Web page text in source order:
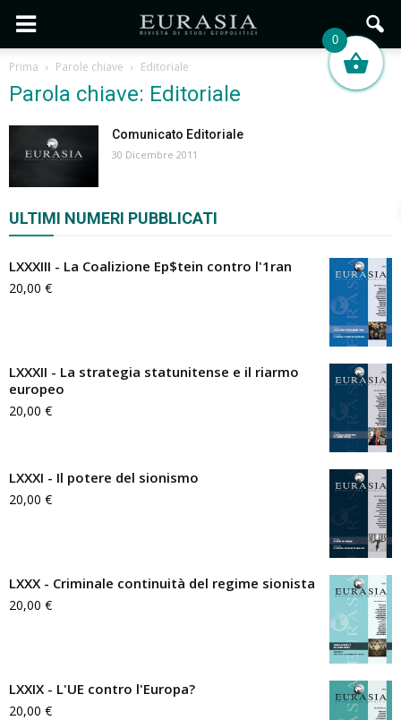
Prima Parole chiave Editoriale
Parola chiave: Editoriale
Comunicato Editoriale
30 Dicembre 2011
ULTIMI NUMERI PUBBLICATI
LXXXIII - La Coalizione Ep$tein contro l'1ran
20,00 €
LXXXII - La strategia statunitense e il riarmo
europeo
20,00 €
LXXXI - Il potere del sionismo
20,00 €
LXXX - Criminale continuità del regime sionista
20,00 €
LXXIX - L'UE contro l'Europa?
20,00 €
0